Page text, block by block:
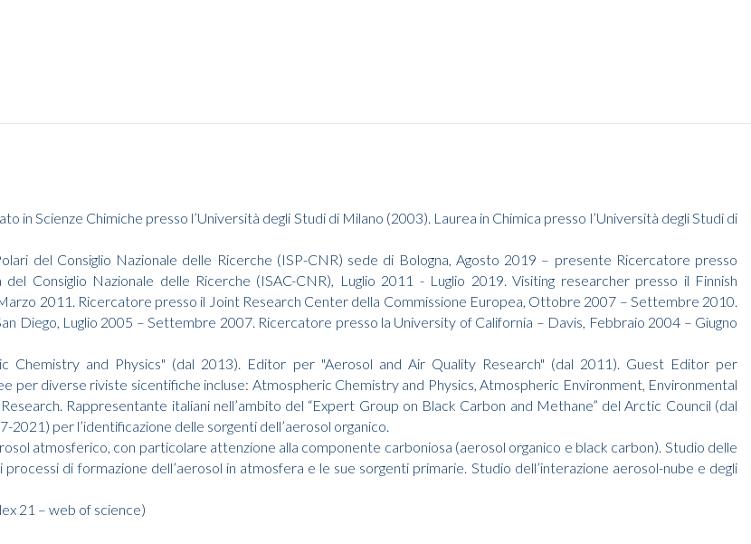
in Scienze Chimiche presso l’Università degli Studi di Milano (2003). Laurea in Chimica presso l’Università degli Studi di
del Consiglio Nazionale delle Ricerche (ISP-CNR) sede di Bologna, Agosto 2019 – presente Ricercatore presso
Consiglio Nazionale delle Ricerche (ISAC-CNR), Luglio 2011 - Luglio 2019. Visiting researcher presso il Finnish
2011. Ricercatore presso il Joint Research Center della Commissione Europea, Ottobre 2007 – Settembre 2010.
Diego, Luglio 2005 – Settembre 2007. Ricercatore presso la University of California – Davis, Febbraio 2004 – Giugno
Chemistry and Physics" (dal 2013). Editor per "Aerosol and Air Quality Research" (dal 2011). Guest Editor per
per diverse riviste sicentifiche incluse: Atmospheric Chemistry and Physics, Atmospheric Environment, Environmental
Rappresentante italiani nell’ambito del “Expert Group on Black Carbon and Methane” del Arctic Council (dal
per l’identificazione delle sorgenti dell’aerosol organico.
atmosferico, con particolare attenzione alla componente carboniosa (aerosol organico e black carbon). Studio delle
di formazione dell’aerosol in atmosfera e le sue sorgenti primarie. Studio dell’interazione aerosol-nube e degli
21 – web of science)